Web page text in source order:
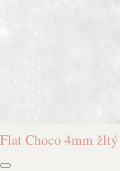
Flat Choco 4mm žltý